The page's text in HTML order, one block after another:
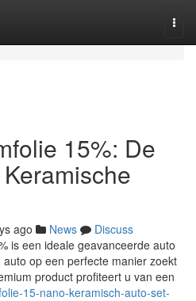
15%: De
ago News
Discuss
is een ideale geavanceerde auto
op een perfecte manier zoekt
product profiteert u van een
15-nano-keramisch-auto-set-